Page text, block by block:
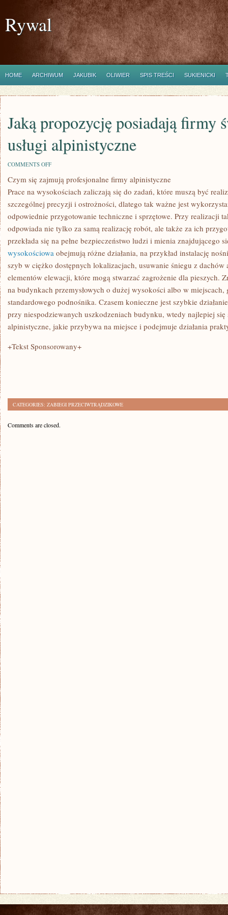
Rywal
HOME ARCHIWUM JAKUBIK OLIWIER SPIS TREŚCI SUKIENICKI
Jaką propozycję posiadają firmy
usługi alpinistyczne
COMMENTS OFFON
PROPOZYCJĘ
POSIADAJĄ
FIRMY
ŚWIADCZĄCE
USŁUGI
ALPINISTYCZNE
Czym się zajmują profesjonalne firmy alpinistyczne
Prace na wysokościach zaliczają się do zadań, które muszą być
szczególnej precyzji i ostrożności, dlatego tak ważne jest
odpowiednie przygotowanie techniczne i sprzętowe. Przy realizacji
odpowiada nie tylko za samą realizację robót, ale także za ich
przekłada się na pełne bezpieczeństwo ludzi i mienia znajdującego
wysokościowa obejmują różne działania, na przykład instalację
szyb w ciężko dostępnych lokalizacjach, usuwanie śniegu z dachów
elementów elewacji, które mogą stwarzać zagrożenie dla pieszych.
na budynkach przemysłowych o dużej wysokości albo w miejscach,
standardowego podnośnika. Czasem konieczne jest szybkie
przy niespodziewanych uszkodzeniach budynku, wtedy najlepiej się
alpinistyczne, jakie przybywa na miejsce i podejmuje działania
+Tekst Sponsorowany+
CATEGORIES: ZABIEGI PRZECIWTRĄDZIKOWE
Comments are closed.